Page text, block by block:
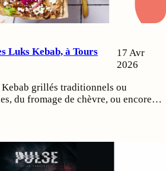
Luks Kebab, à Tours
17 Avr
2026
Kebab grillés traditionnels ou
du fromage de chèvre, ou encore…